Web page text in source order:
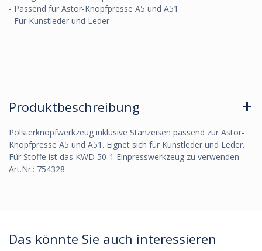
- Passend für Astor-Knopfpresse A5 und A51
- Für Kunstleder und Leder
Produktbeschreibung
Polsterknopfwerkzeug inklusive Stanzeisen passend zur Astor-
Knopfpresse A5 und A51. Eignet sich für Kunstleder und Leder.
Für Stoffe ist das KWD 50-1 Einpresswerkzeug zu verwenden
Art.Nr.: 754328
Das könnte Sie auch interessieren